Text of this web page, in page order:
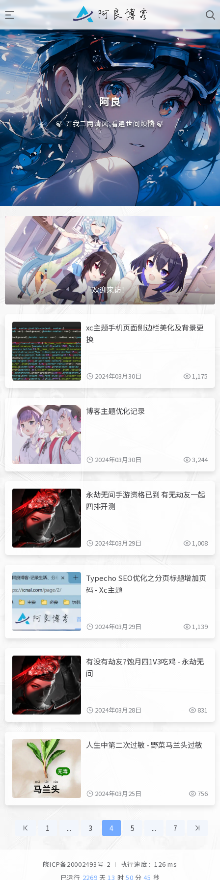
阿良
🍃 许我二两清风,看遍世间烦恼 🍃
欢迎来访！
xc主题手机页面侧边栏美化及背景更
换
2024年03月30日 1,175
博客主题优化记录
2024年03月30日 3,244
永劫无间手游资格已到 有无劫友一起
四排开测
2024年03月29日 1,008
Typecho SEO优化之分页标题增加页
码 - Xc主题
2024年03月29日 1,139
有没有劫友?蚀月四1V3吃鸡 - 永劫无
间
2024年03月28日 831
人生中第二次过敏 - 野菜马兰头过敏
2024年03月25日 756
1 ... 3 4 5 ... 7
皖ICP备20002493号-2 ∣ 执行速度：126 ms
已运行 2269 天13 时 50 分 46 秒